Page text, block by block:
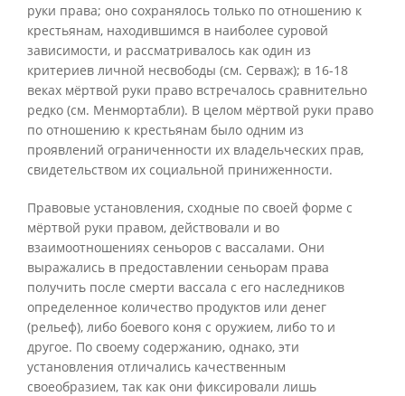
руки права; оно сохранялось только по отношению к
крестьянам, находившимся в наиболее суровой
зависимости, и рассматривалось как один из
критериев личной несвободы (см. Серваж); в 16-18
веках мёртвой руки право встречалось сравнительно
редко (см. Менмортабли). В целом мёртвой руки право
по отношению к крестьянам было одним из
проявлений ограниченности их владельческих прав,
свидетельством их социальной приниженности.
Правовые установления, сходные по своей форме с
мёртвой руки правом, действовали и во
взаимоотношениях сеньоров с вассалами. Они
выражались в предоставлении сеньорам права
получить после смерти вассала с его наследников
определенное количество продуктов или денег
(рельеф), либо боевого коня с оружием, либо то и
другое. По своему содержанию, однако, эти
установления отличались качественным
своеобразием, так как они фиксировали лишь